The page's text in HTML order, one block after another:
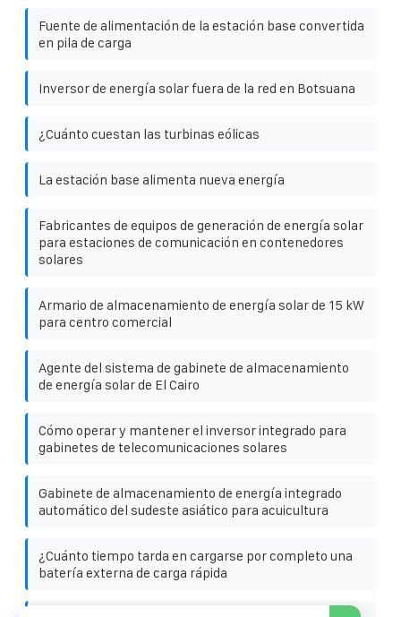
Fuente de alimentación de la estación base convertida
en pila de carga
Inversor de energía solar fuera de la red en Botsuana
¿Cuánto cuestan las turbinas eólicas
La estación base alimenta nueva energía
Fabricantes de equipos de generación de energía solar
para estaciones de comunicación en contenedores
solares
Armario de almacenamiento de energía solar de 15 kW
para centro comercial
Agente del sistema de gabinete de almacenamiento
de energía solar de El Cairo
Cómo operar y mantener el inversor integrado para
gabinetes de telecomunicaciones solares
Gabinete de almacenamiento de energía integrado
automático del sudeste asiático para acuicultura
¿Cuánto tiempo tarda en cargarse por completo una
batería externa de carga rápida